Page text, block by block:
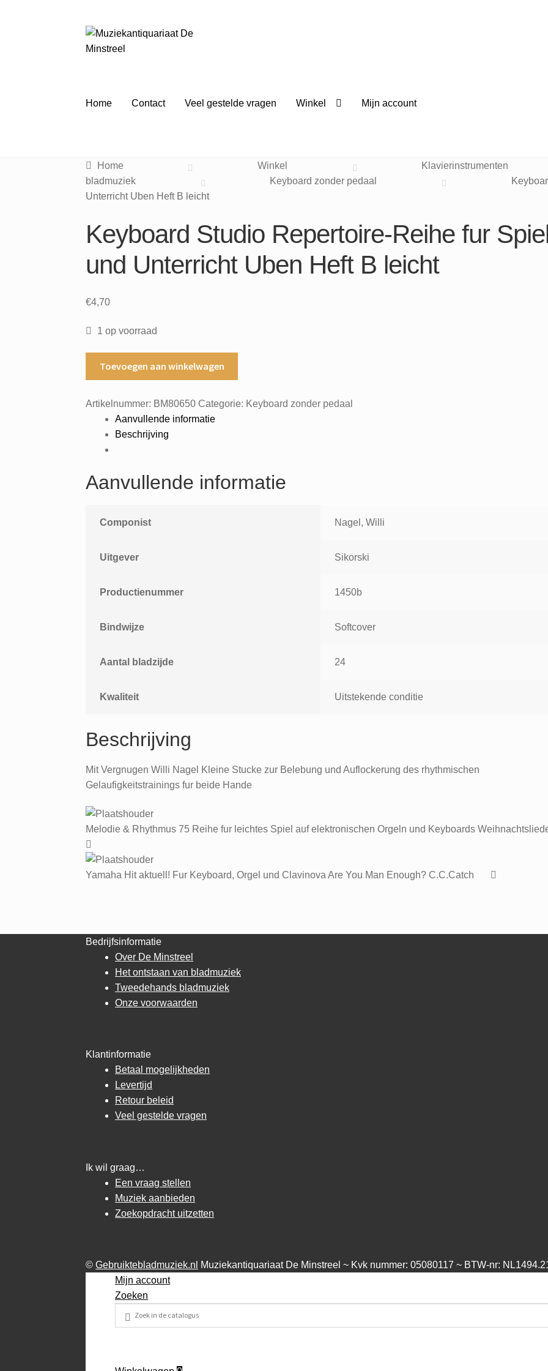
Ga
door
Ga
naar
Home Contact Veel gestelde vragen Winkel Mijn account
Home Winkel
Klavierinstrumenten
bladmuziek
Keyboard zonder pedaal
Unterricht Uben Heft B leicht
Keyboard Studio Repertoire-Reihe fur
und Unterricht Uben Heft B leicht
€4,70
1 op voorraad
Reihe
Spiel
Uben
leicht
Toevoegen aan winkelwagen
Artikelnummer: BM80650 Categorie: Keyboard zonder pedaal
Aanvullende informatie
Beschrijving
Aanvullende informatie
Componist Nagel, Willi
Uitgever Sikorski
Productienummer 1450b
Bindwijze Softcover
Aantal bladzijde 24
Kwaliteit Uitstekende conditie
Beschrijving
Mit Vergnugen Willi Nagel Kleine Stucke zur Belebung und Auflockerung des rhythmischen
Gelaufigkeitstrainings fur beide Hande
Melodie & Rhythmus 75 Reihe fur leichtes Spiel auf elektronischen Orgeln und Keyboards
Yamaha Hit aktuell! Fur Keyboard, Orgel und Clavinova Are You Man Enough? C.C.Catch
Bedrijfsinformatie
Over De Minstreel
Het ontstaan van bladmuziek
Tweedehands bladmuziek
Onze voorwaarden
Klantinformatie
Betaal mogelijkheden
Levertijd
Retour beleid
Veel gestelde vragen
Ik wil graag…
Een vraag stellen
Muziek aanbieden
Zoekopdracht uitzetten
©Gebruiktebladmuziek.nl
Muziekantiquariaat De Minstreel ~ Kvk nummer: 05080117 ~ BTW-nr:
Mijn account
Zoeken